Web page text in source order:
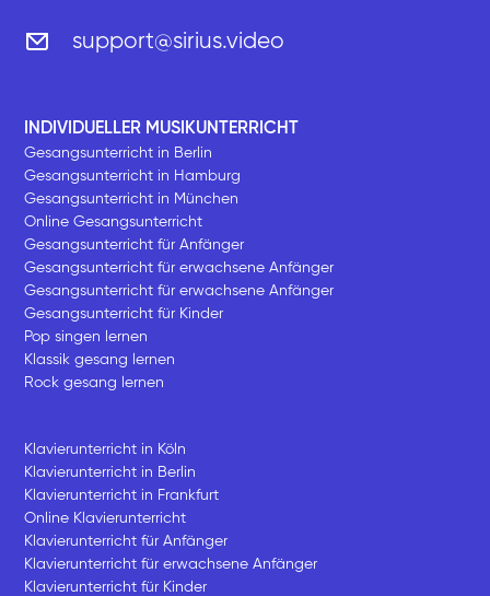
support@sirius.video
INDIVIDUELLER MUSIKUNTERRICHT
Gesangsunterricht in Berlin
Gesangsunterricht in Hamburg
Gesangsunterricht in München
Online Gesangsunterricht
Gesangsunterricht für Anfänger
Gesangsunterricht für erwachsene Anfänger
Gesangsunterricht für erwachsene Anfänger
Gesangsunterricht für Kinder
Pop singen lernen
Klassik gesang lernen
Rock gesang lernen
Klavierunterricht in Köln
Klavierunterricht in Berlin
Klavierunterricht in Frankfurt
Online Klavierunterricht
Klavierunterricht für Anfänger
Klavierunterricht für erwachsene Anfänger
Klavierunterricht für Kinder